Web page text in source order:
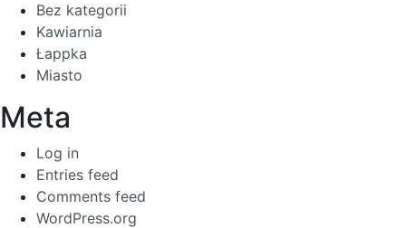
Bez kategorii
Kawiarnia
Łappka
Miasto
Meta
Log in
Entries feed
Comments feed
WordPress.org